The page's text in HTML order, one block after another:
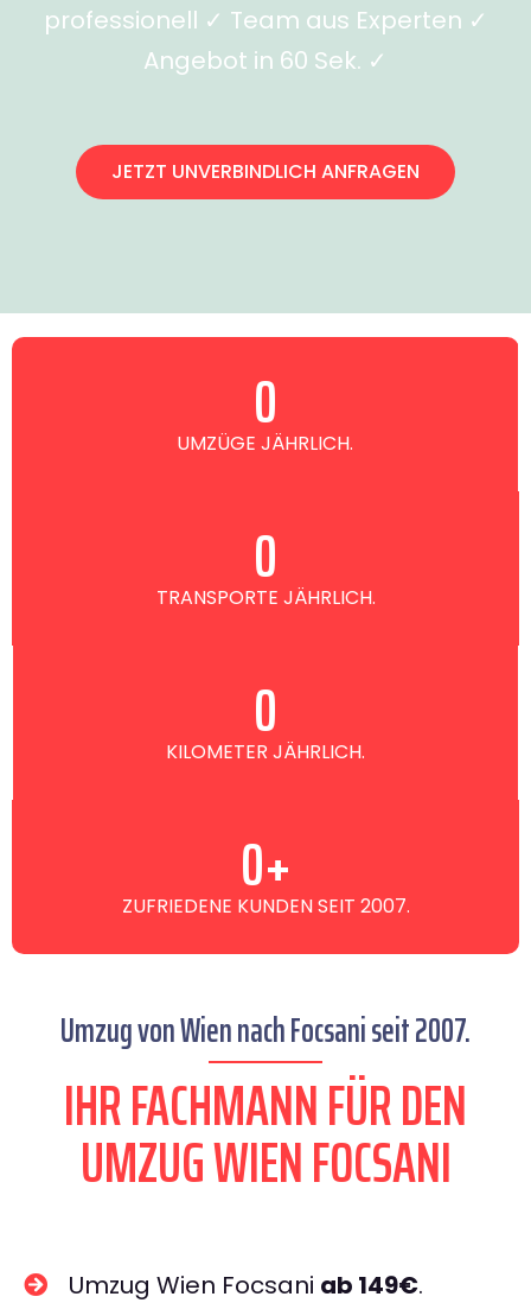
professionell ✓ Team aus Experten ✓
Angebot in 60 Sek. ✓
JETZT UNVERBINDLICH ANFRAGEN
UMZÜGE JÄHRLICH.
0
TRANSPORTE JÄHRLICH.
0
KILOMETER JÄHRLICH.
0
ZUFRIEDENE KUNDEN SEIT 2007.
0+
Umzug von Wien nach Focsani seit 2007.
IHR FACHMANN FÜR DEN
UMZUG WIEN FOCSANI
Umzug Wien Focsani ab 149€.